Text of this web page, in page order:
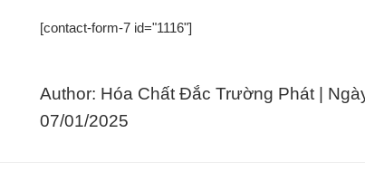
[contact-form-7 id="1116"]
Author: Hóa Chất Đắc Trường Phát |
07/01/2025